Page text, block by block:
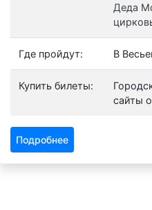
Деда
Где пройдут: В
Купить билеты:
сайты
Подробнее